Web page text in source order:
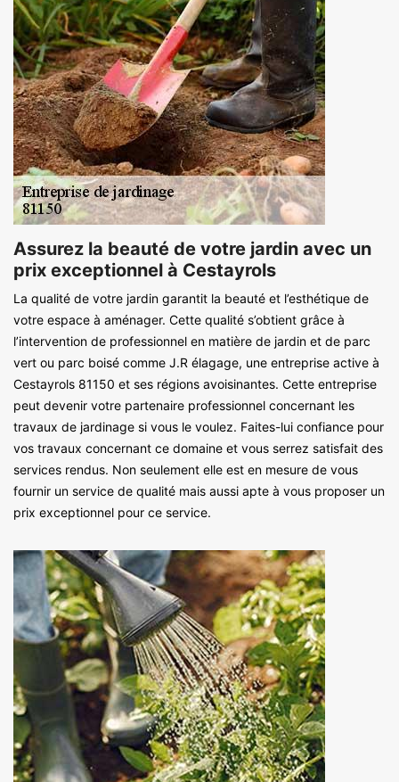
Assurez la beauté de votre jardin avec un
prix exceptionnel à Cestayrols
La qualité de votre jardin garantit la beauté et l’esthétique de
votre espace à aménager. Cette qualité s’obtient grâce à
l’intervention de professionnel en matière de jardin et de parc
vert ou parc boisé comme J.R élagage, une entreprise active à
Cestayrols 81150 et ses régions avoisinantes. Cette entreprise
peut devenir votre partenaire professionnel concernant les
travaux de jardinage si vous le voulez. Faites-lui confiance pour
vos travaux concernant ce domaine et vous serrez satisfait des
services rendus. Non seulement elle est en mesure de vous
fournir un service de qualité mais aussi apte à vous proposer un
prix exceptionnel pour ce service.